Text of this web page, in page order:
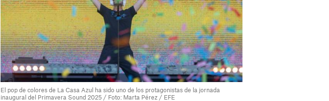
El pop de colores de La Casa Azul ha sido uno de los protagonistas de la jornada
inaugural del Primavera Sound 2025 / Foto: Marta Pérez / EFE